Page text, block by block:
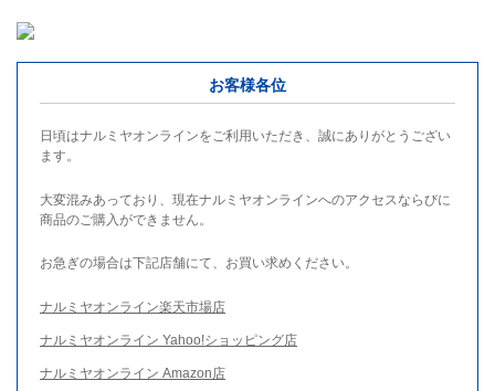
お客様各位
日頃はナルミヤオンラインをご利用いただき、誠にありがとうござい
ます。
大変混みあっており、現在ナルミヤオンラインへのアクセスならびに
商品のご購入ができません。
お急ぎの場合は下記店舗にて、お買い求めください。
ナルミヤオンライン楽天市場店
ナルミヤオンライン Yahoo!ショッピング店
ナルミヤオンライン Amazon店